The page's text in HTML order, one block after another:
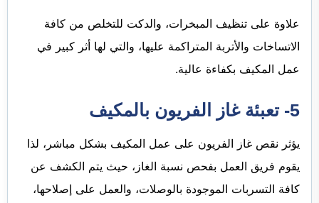
علاوة على تنظيف المبخرات، والدكت للتخلص من كافة
الاتساخات والأتربة المتراكمة عليها، والتي لها أثر كبير في
عمل المكيف بكفاءة عالية.
5- تعبئة غاز الفريون بالمكيف
يؤثر نقص غاز الفريون على عمل المكيف بشكل مباشر، لذا
يقوم فريق العمل بفحص نسبة الغاز، حيث يتم الكشف عن
كافة التسربات الموجودة بالوصلات، والعمل على إصلاحها،